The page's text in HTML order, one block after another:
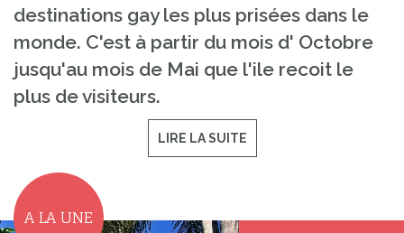
destinations gay les plus prisées dans le
monde. C'est à partir du mois d' Octobre
jusqu'au mois de Mai que l'ile recoit le
plus de visiteurs.
LIRE LA SUITE
A LA UNE